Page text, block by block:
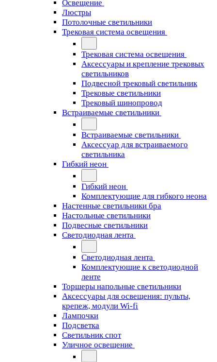
Освещение
Люстры
Потолочные светильники
Трековая система освещения
Трековая система освещения
Аксессуары и крепление трековых
светильников
Подвесной трековый светильник
Трековые светильники
Трековый шинопровод
Встраиваемые светильники
Встраиваемые светильники
Аксессуар для встраиваемого
светильника
Гибкий неон
Гибкий неон
Комплектующие для гибкого неона
Настенные светильники бра
Настольные светильники
Подвесные светильники
Светодиодная лента
Светодиодная лента
Комплектующие к светодиодной
ленте
Торшеры напольные светильники
Аксессуары для освещения: пульты,
крепеж, модули Wi-fi
Лампочки
Подсветка
Светильник спот
Уличное освещение